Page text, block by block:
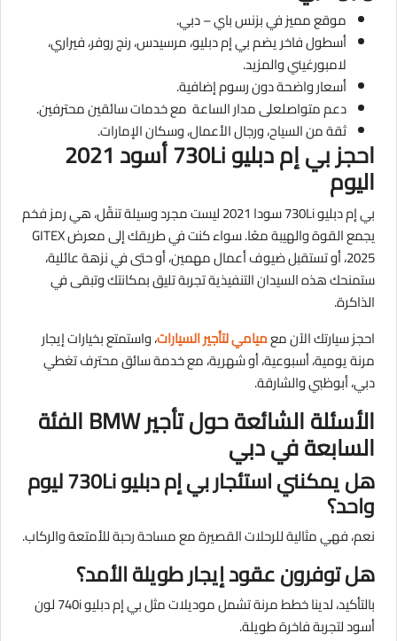
موقع مميز في بزنس باي – دبي.
أسطول فاخر يضم بي إم دبليو، مرسيدس، رنج روفر، فيراري،
لامبورغيني والمزيد.
أسعار واضحة دون رسوم إضافية.
دعم متواصلعلى مدار الساعة مع خدمات سائقين محترفين.
ثقة من السياح، ورجال الأعمال، وسكان الإمارات.
احجز بي إم دبليو 730Li أسود 2021
اليوم
بي إم دبليو 730Li سودا 2021 ليست مجرد وسيلة تنقّل، هي رمز فخم
يجمع القوة والهيبة معًا. سواء كنت في طريقك إلى معرض GITEX
2025، أو تستقبل ضيوف أعمال مهمين، أو حتى في نزهة عائلية،
ستمنحك هذه السيدان التنفيذية تجربة تليق بمكانتك وتبقى في
الذاكرة.
احجز سيارتك الآن معميامي لتأجير السيارات، واستمتع بخيارات إيجار
مرنة يومية، أسبوعية، أو شهرية، مع خدمة سائق محترف تغطي
دبي، أبوظبي والشارقة.
الأسئلة الشائعة حول تأجير BMW الفئة
السابعة في دبي
هل يمكنني استئجار بي إم دبليو 730Li ليوم
واحد؟
نعم، فهي مثالية للرحلات القصيرة مع مساحة رحبة للأمتعة والركاب.
هل توفرون عقود إيجار طويلة الأمد؟
بالتأكيد، لدينا خطط مرنة تشمل موديلات مثل بي إم دبليو 740i لون
أسود لتجربة فاخرة طويلة.